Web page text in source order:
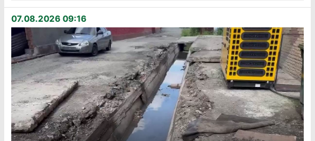
07.08.2026 09:16